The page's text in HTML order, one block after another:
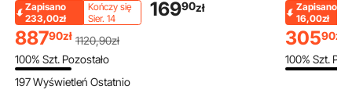
śrubę napędową do
łodzi o skoku 36,8 x
53,3 cm, kompatybilna
z napędem Volvo
Penta SX wszystkich
Zapisano
233,00zł
Kończy się
Sier. 14
88790zł 1120,90zł
100% Szt. Pozostało
197 Wyświetleń Ostatnio
mechanika
16990zł
Mostek
x 4,5 cm
najazdowe
Zapisano
16,00zł
30590zł
100% Szt.